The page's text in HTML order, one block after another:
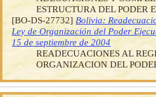
ESTRUCTURA DEL PODER
[BO-DS-27732]Bolivia:
Ley de Organización del Poder
15 de septiembre de 2004
READECUACIONES AL
ORGANIZACION DEL